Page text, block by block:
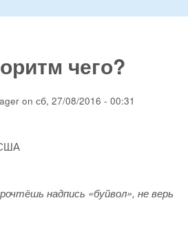
чего?
on сб, 27/08/2016 - 00:31
надпись «буйвол», не верь